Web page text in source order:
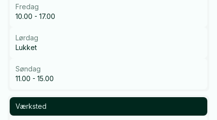
Fredag
10.00 - 17.00
Lørdag
Lukket
Søndag
11.00 - 15.00
Værksted